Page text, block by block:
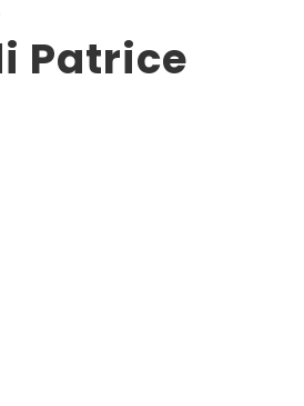
Patrice